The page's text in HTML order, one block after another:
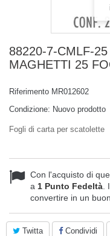
88220-7-CMLF-
MAGHETTI 25
Riferimento MR012602
Condizione: Nuovo prodotto
Fogli di carta per scatolette
Con l'acquisto di
a 1 Punto Fedeltà
convertire in un
Twitta Condividi